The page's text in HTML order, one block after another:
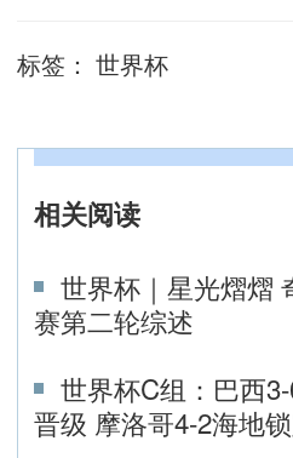
标签： 世界杯
相关阅读
世界杯｜星光熠
赛第二轮综述
世界杯C组：巴西
晋级 摩洛哥4-2海地